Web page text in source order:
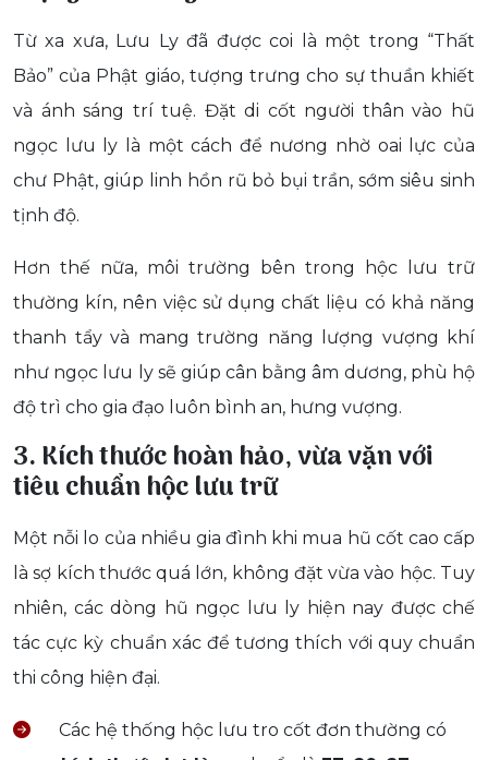
Từ xa xưa, Lưu Ly đã được coi là một trong “Thất
Bảo” của Phật giáo, tượng trưng cho sự thuần khiết
và ánh sáng trí tuệ. Đặt di cốt người thân vào hũ
ngọc lưu ly là một cách để nương nhờ oai lực của
chư Phật, giúp linh hồn rũ bỏ bụi trần, sớm siêu sinh
tịnh độ.
Hơn thế nữa, môi trường bên trong hộc lưu trữ
thường kín, nên việc sử dụng chất liệu có khả năng
thanh tẩy và mang trường năng lượng vượng khí
như ngọc lưu ly sẽ giúp cân bằng âm dương, phù hộ
độ trì cho gia đạo luôn bình an, hưng vượng.
3. Kích thước hoàn hảo, vừa vặn với
tiêu chuẩn hộc lưu trữ
Một nỗi lo của nhiều gia đình khi mua hũ cốt cao cấp
là sợ kích thước quá lớn, không đặt vừa vào hộc. Tuy
nhiên, các dòng hũ ngọc lưu ly hiện nay được chế
tác cực kỳ chuẩn xác để tương thích với quy chuẩn
thi công hiện đại.
Các hệ thống hộc lưu tro cốt đơn thường có